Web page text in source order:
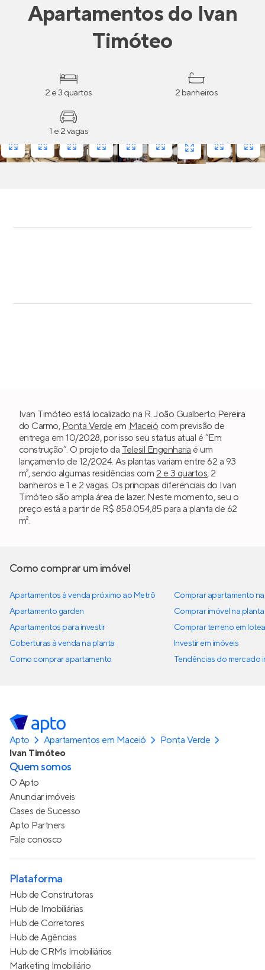
Apartamentosdo Ivan
Timóteo
2 e 3 quartos 2 banheiros
1 e 2 vagas
Ivan Timóteo está localizado na R. João Gualberto Pereira
do Carmo, Ponta Verde em Maceió com previsão de
entrega em 10/2028, por isso seu status atual é “Em
construção”. O projeto da Telesil Engenharia é um
lançamento de 12/2024. As plantas variam entre 62 a 93
m², sendo algumas residências com 2 e 3 quartos, 2
banheiros e 1 e 2 vagas. Os principais diferenciais do Ivan
Timóteo são ampla área de lazer. Neste momento, seu o
preço está a partir de R$ 858.054,85 para a planta de 62
m².
Como comprar um imóvel
Apartamentos à venda próximo ao Metrô
Apartamento garden
Apartamentos para investir
Coberturas à venda na planta
Como comprar apartamento
Comprar apartamento
Comprar imóvel na planta
Comprar terreno em
Investir em imóveis
Tendências do mercado
Apto Apartamentos em Maceió
Ponta Verde
Ivan Timóteo
Quem somos
O Apto
Anunciar imóveis
Cases de Sucesso
Apto Partners
Fale conosco
Plataforma
Hub de Construtoras
Hub de Imobiliárias
Hub de Corretores
Hub de Agências
Hub de CRMs Imobiliários
Marketing Imobiliário